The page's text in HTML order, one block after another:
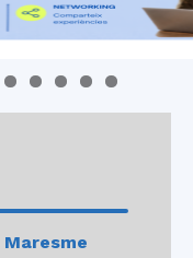
0 1 2 3 4